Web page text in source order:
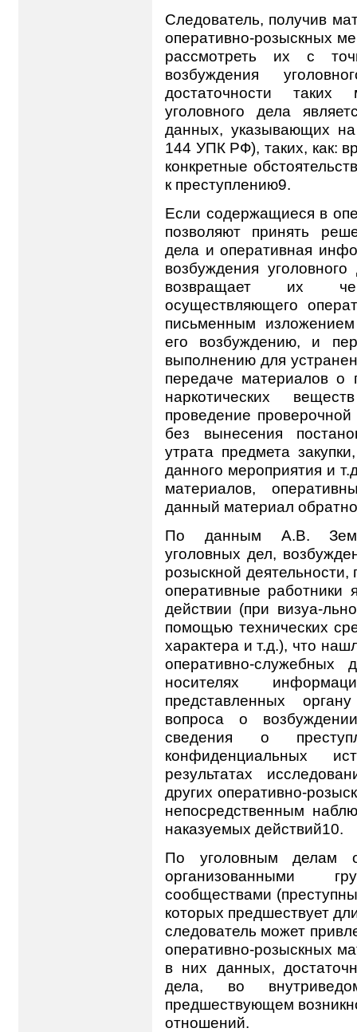
Следователь, получив
оперативно-розыскных
рассмотреть их с
возбуждения
достаточности таких
уголовного дела
данных, указывающих
144 УПК РФ), таких, как:
конкретные
к преступлению9.
Если содержащиеся в
позволяют принять
дела и оперативная
возбуждения
возвращает их
осуществляющего
письменным изложением
его возбуждению, и
выполнению для
передаче материалов о
наркотических
проведение
без вынесения
утрата предмета
данного мероприятия и
материалов,
данный материал
По данным А.В.
уголовных дел,
розыскной
оперативные работники
действии (при визуа-
помощью технических
характера и т.д.), что
оперативно-служебных
носителях
представленных
вопроса о
сведения о
конфиденциальных
результатах
других оперативно-
непосредственным
наказуемых действий10.
По уголовным делам
организованными
сообществами
которых предшествует
следователь может
оперативно-розыскных
в них данных,
дела, во
предшествующем
отношений.